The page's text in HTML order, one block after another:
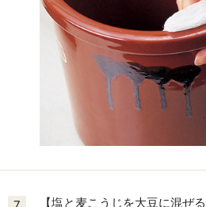
【塩と麦こうじを大豆に混ぜる